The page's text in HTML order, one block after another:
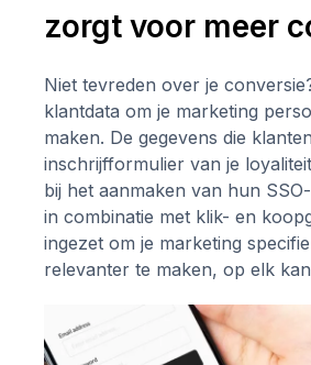
zorgt voor meer
Niet tevreden over je
klantdata om je marketing
maken. De gegevens die
inschrijfformulier van je
bij het aanmaken van hun
in combinatie met klik- en
ingezet om je marketing
relevanter te maken, op elk